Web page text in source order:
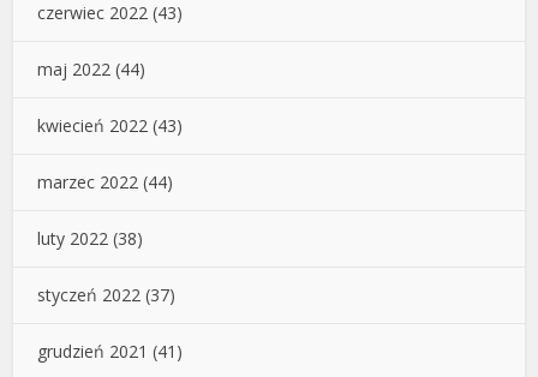
czerwiec 2022 (43)
maj 2022 (44)
kwiecień 2022 (43)
marzec 2022 (44)
luty 2022 (38)
styczeń 2022 (37)
grudzień 2021 (41)